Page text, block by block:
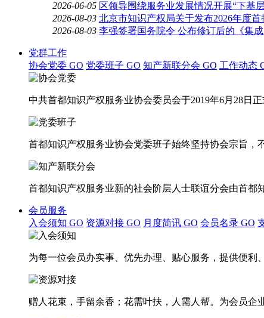
2026-06-05 区领导围绕服务业发展情况开展“下基
2026-08-03 北京市知识产权局关于发布2026年度
2026-08-03 李强签署国务院令 公布修订后的《集
党群工作
协会党委 GO 党委班子 GO 知产新联分会 GO 工作动态
中共首都知识产权服务业协会委员会于2019年6月28日
首都知识产权服务业协会党委班子始终坚持协会宗旨，
首都知识产权服务业新的社会阶层人士联谊分会由首
会员服务
入会须知 GO 资源对接 GO 月度简讯 GO 会员名录 GO
为每一位会员办实事、优先办理、贴心服务，提供便利
赠人花束，手留余香；花需叶扶，人需人帮。为会员企